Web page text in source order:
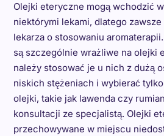
Olejki eteryczne mogą wchodzić
niektórymi lekami, dlatego
lekarza o stosowaniu
są szczególnie wrażliwe na olejki
należy stosować je u nich z dużą
niskich stężeniach i wybierać
olejki, takie jak lawenda czy
konsultacji ze specjalistą. Olejki
przechowywane w miejscu